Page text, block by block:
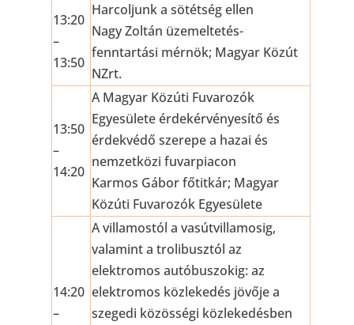
13:20
–
13:50
Harcoljunk a sötétség ellen
Nagy Zoltán üzemeltetés-
fenntartási mérnök; Magyar Közút
NZrt.
13:50
–
14:20
A Magyar Közúti Fuvarozók
Egyesülete érdekérvényesítő és
érdekvédő szerepe a hazai és
nemzetközi fuvarpiacon
Karmos Gábor főtitkár; Magyar
Közúti Fuvarozók Egyesülete
14:20
–
A villamostól a vasútvillamosig,
valamint a trolibusztól az
elektromos autóbuszokig: az
elektromos közlekedés jövője a
szegedi közösségi közlekedésben